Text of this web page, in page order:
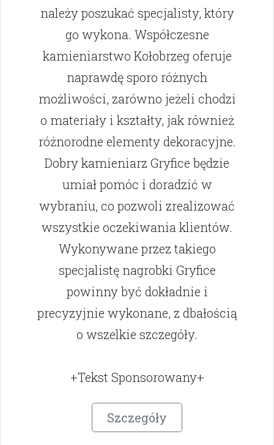
należy poszukać specjalisty, który
go wykona. Współczesne
kamieniarstwo Kołobrzeg oferuje
naprawdę sporo różnych
możliwości, zarówno jeżeli chodzi
o materiały i kształty, jak również
różnorodne elementy dekoracyjne.
Dobry kamieniarz Gryfice będzie
umiał pomóc i doradzić w
wybraniu, co pozwoli zrealizować
wszystkie oczekiwania klientów.
Wykonywane przez takiego
specjalistę nagrobki Gryfice
powinny być dokładnie i
precyzyjnie wykonane, z dbałością
o wszelkie szczegóły.
+Tekst Sponsorowany+
Szczegóły